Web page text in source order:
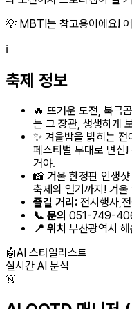
💡 MBTI는 참고용이에요!
ℹ️
축제 정보
🔥 뜨거운 도전, 북극
는 그 장관, 생생하게
✨ 겨울밤을 밝히는
페스티벌 무대로 변신
거야.
📸 겨울 한정판 인생
축제의 열기까지! 겨
즐길 거리: 전시행사,
📞 문의 051-749-
📍 위치 부산광역시
🤖AI 스타일리스트
실시간 AI 분석
👗